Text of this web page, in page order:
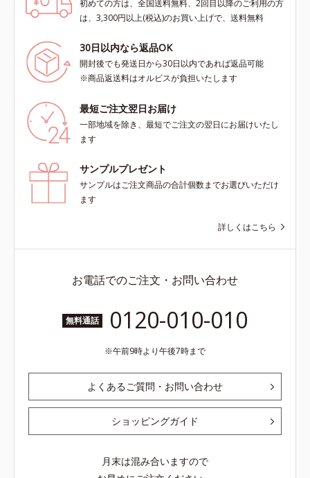
初めての方は、全国送料無料、2回目以降のご利用の方
は、3,300円以上(税込)のお買い上げで、送料無料
30日以内なら返品OK
開封後でも発送日から30日以内であれば返品可能
※商品返送料はオルビスが負担いたします
最短ご注文翌日お届け
一部地域を除き、最短でご注文の翌日にお届けいたし
ます
サンプルプレゼント
サンプルはご注文商品の合計個数までお選びいただけ
ます
詳しくはこちら
お電話でのご注文・お問い合わせ
無料通話 0120-010-010
午前9時より午後7時まで
よくあるご質問・お問い合わせ
ショッピングガイド
月末は混み合いますので